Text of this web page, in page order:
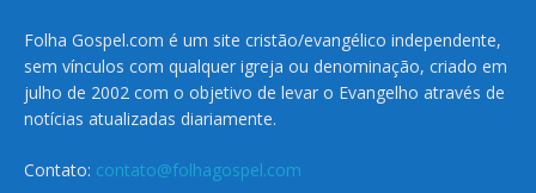
Folha Gospel.com é um site cristão/evangélico independente,
sem vínculos com qualquer igreja ou denominação, criado em
julho de 2002 com o objetivo de levar o Evangelho através de
notícias atualizadas diariamente.
Contato: contato@folhagospel.com